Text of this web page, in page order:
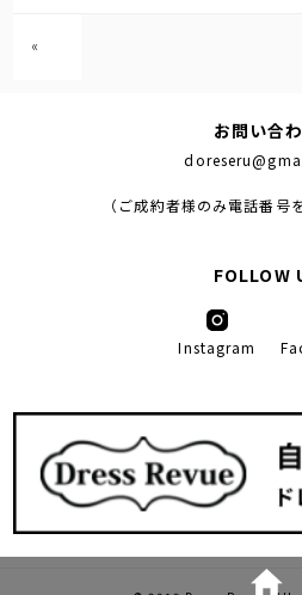
«
お問い合
（ご成約者様のみ電話番号
FOLLOW
Instagram